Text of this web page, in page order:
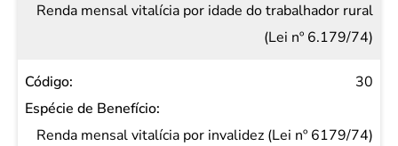
Renda mensal vitalícia por idade do trabalhador rural
(Lei nº 6.179/74)
30
Renda mensal vitalícia por invalidez (Lei nº 6179/74)